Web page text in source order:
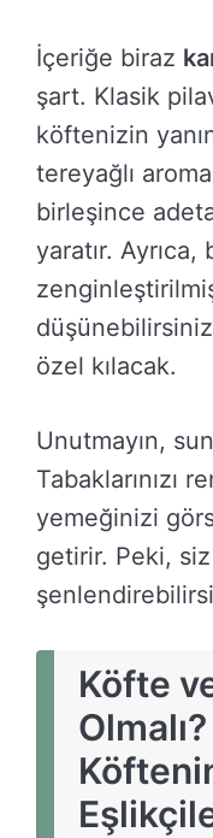
İçeriğe biraz
şart. Klasik
köftenizin
tereyağlı
birleşince
yaratır.
özel kılacak.
Unutmayın,
Tabaklarınızı
yemeğinizi
getirir. Peki, siz
Köfte